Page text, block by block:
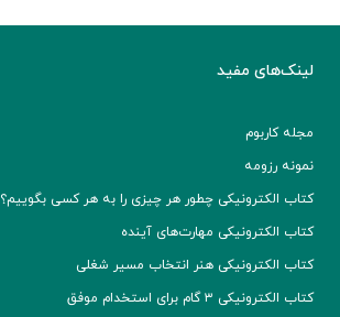
لینک‌های مفید
مجله کاربوم
نمونه رزومه
کتاب الکترونیکی چطور هر چیزی را به هر کسی بگوییم؟
کتاب الکترونیکی مهارت‌های آینده
کتاب الکترونیکی هنر انتخاب مسیر شغلی
کتاب الکترونیکی ۳ گام برای استخدام موفق